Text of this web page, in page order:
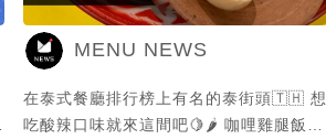
MENU NEWS
在泰式餐廳排行榜上有名的泰街頭🇹🇭 想
吃酸辣口味就來這間吧🍋🌶️ 咖哩雞腿飯有